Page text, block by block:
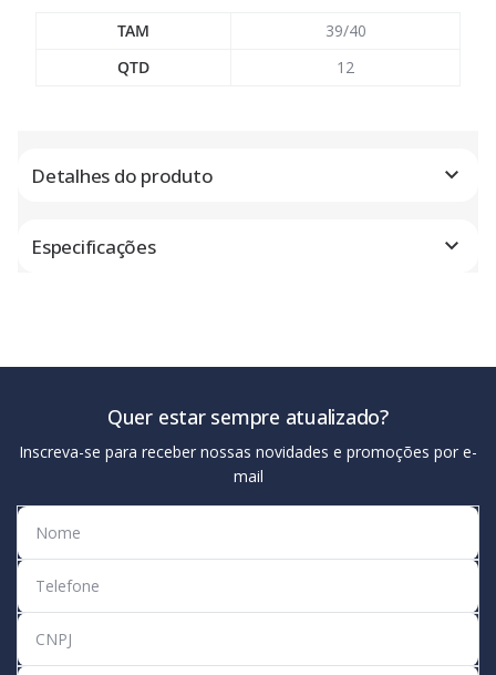
TAM
39/40
QTD
12
Detalhes do produto
Especificações
Quer estar sempre atualizado?
Inscreva-se para receber nossas novidades e promoções por e-
mail